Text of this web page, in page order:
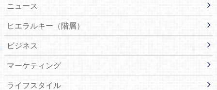
ニュース
ヒエラルキー（階層）
ビジネス
マーケティング
ライフスタイル